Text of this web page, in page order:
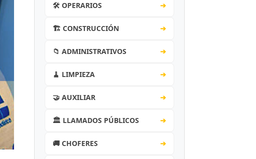
🛠️ OPERARIOS ➔
🏗️ CONSTRUCCIÓN ➔
📁 ADMINISTRATIVOS ➔
🧹 LIMPIEZA ➔
🤝 AUXILIAR ➔
🏛️ LLAMADOS PÚBLICOS ➔
🚚 CHOFERES ➔